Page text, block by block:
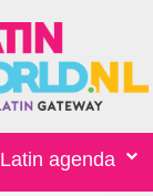
Latin agenda